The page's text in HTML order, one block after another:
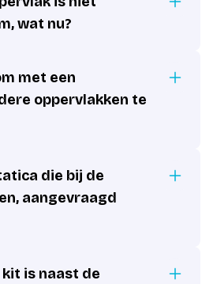
wat nu?
met een
oppervlakken te
die bij de
aangevraagd
is naast de